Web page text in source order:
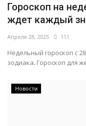
Гороскоп на
ждет каждый
Апреля 28, 2025 111
Недельный гороскоп с
зодиака. Гороскоп для
Новости